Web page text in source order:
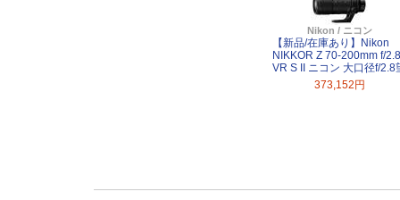
Nikon / ニコン
【新品/在庫あり】Nikon
NIKKOR Z 70-200mm f/2.8
VR S II ニコン 大口径f/2.8
373,152円